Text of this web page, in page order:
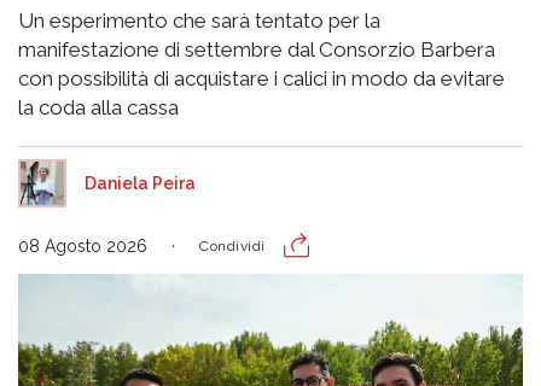
Un esperimento che sarà tentato per la
manifestazione di settembre dal Consorzio Barbera
con possibilità di acquistare i calici in modo da evitare
la coda alla cassa
Daniela Peira
08 Agosto 2026 Condividi